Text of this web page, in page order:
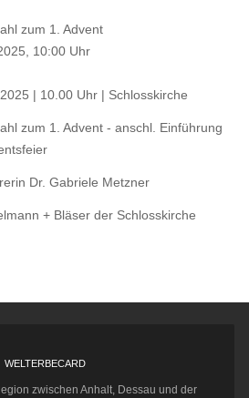
zum 1. Advent
10:00 Uhr
| 10.00 Uhr | Schlosskirche
zum 1. Advent - anschl. Einführung
Dr. Gabriele Metzner
+ Bläser der Schlosskirche
WELTERBECARD
zwischen Anhalt, Dessau und der